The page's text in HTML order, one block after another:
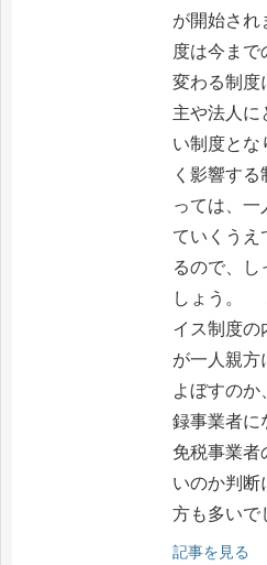
が開始され
度は今まで
変わる制度
主や法人に
い制度とな
く影響す
っては、一
ていくうえ
るので、し
しょう。
イス制度の
が一人親方
よぼすのか
録事業者に
免税事業者
いのか判断
方も多いで
記事を見る